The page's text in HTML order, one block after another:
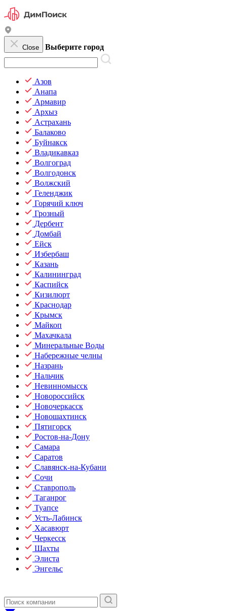
Close Выберите город
Азов
Анапа
Армавир
Архыз
Астрахань
Балаково
Буйнакск
Владикавказ
Волгоград
Волгодонск
Волжский
Геленджик
Горячий ключ
Грозный
Дербент
Домбай
Ейск
Избербаш
Казань
Калининград
Каспийск
Кизилюрт
Краснодар
Крымск
Майкоп
Махачкала
Минеральные Воды
Набережные челны
Назрань
Нальчик
Невинномысск
Новороссийск
Новочеркасск
Новошахтинск
Пятигорск
Ростов-на-Дону
Самара
Саратов
Славянск-на-Кубани
Сочи
Ставрополь
Таганрог
Туапсе
Усть-Лабинск
Хасавюрт
Черкесск
Шахты
Элиста
Энгельс